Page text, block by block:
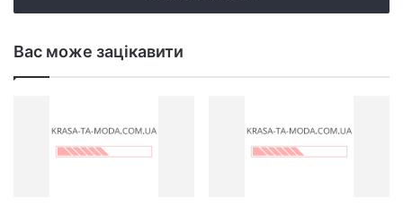
Вас може зацікавити